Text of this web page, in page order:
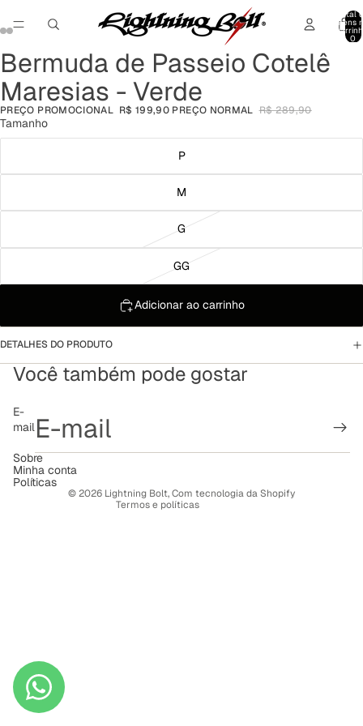
Total
itens
0
Abrir
imagem
em
tela
cheia
Abrir
imagem
em
tela
cheia
Abrir
imagem
em
tela
cheia
Abrir
imagem
em
tela
cheia
Bermuda de Passeio Cotelê
Maresias - Verde
PREÇO PROMOCIONAL R$ 199,90 PREÇO NORMAL R$ 289,90
Tamanho
P
M
G
GG
Adicionar ao carrinho
DETALHES DO PRODUTO
Você também pode gostar
E-
mail
Sobre
Minha conta
Políticas
© 2026 Lightning Bolt,Com tecnologia da Shopify
Termos e políticas
Política de privacidade
Termos de serviço
Política de frete